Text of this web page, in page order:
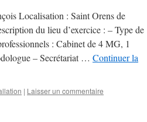
Localisation : Saint Orens de
du lieu d’exercice : – Type de
: Cabinet de 4 MG, 1
– Secrétariat … Continuer la
| Laisser un commentaire